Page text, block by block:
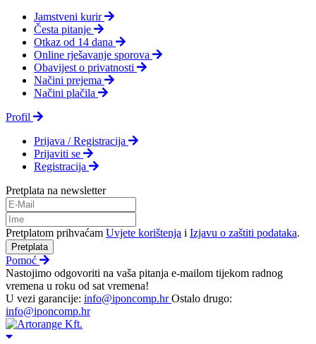
Jamstveni kurir
Česta pitanje
Otkaz od 14 dana
Online rješavanje sporova
Obavijest o privatnosti
Načini prejema
Načini plačila
Profil
Prijava / Registracija
Prijaviti se
Registracija
Pretplata na newsletter
Pretplatom prihvaćam Uvjete korištenja i Izjavu o zaštiti podataka.
Pretplata
Pomoć
Nastojimo odgovoriti na vaša pitanja e-mailom tijekom radnog
vremena u roku od sat vremena!
U vezi garancije: info@iponcomp.hrOstalo drugo:
info@iponcomp.hr